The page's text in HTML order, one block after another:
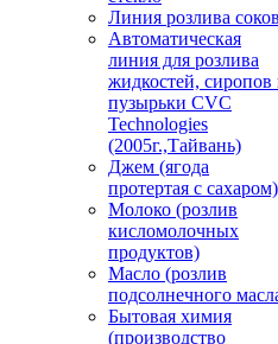
Линия розлива соков
Автоматическая
линия для розлива
жидкостей, сиропов
пузырьки CVC
Technologies
(2005г.,Тайвань)
Джем (ягода
протертая с сахаром)
Молоко (розлив
кисломолочных
продуктов)
Масло (розлив
подсолнечного
Бытовая химия
(производство